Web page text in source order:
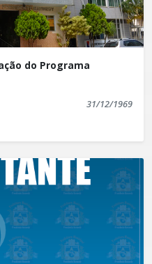
do Programa
31/12/1969